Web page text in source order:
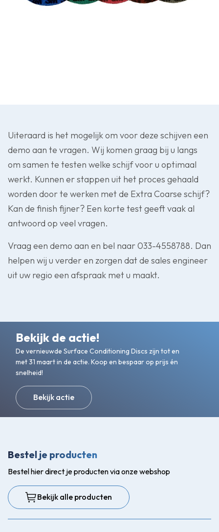
Uiteraard is het mogelijk om voor deze schijven een
demo aan te vragen. Wij komen graag bij u langs
om samen te testen welke schijf voor u optimaal
werkt. Kunnen er stappen uit het proces gehaald
worden door te werken met de Extra Coarse schijf?
Kan de finish fijner? Een korte test geeft vaak al
antwoord op veel vragen.
Vraag een demo aan en bel naar 033-4558788. Dan
helpen wij u verder en zorgen dat de sales engineer
uit uw regio een afspraak met u maakt.
Bekijk de actie!
De vernieuwde Surface Conditioning Discs zijn tot en
met 31 maart in de actie. Koop en bespaar op prijs én
snelheid!
Bekijk actie
Bestel je producten
Bestel hier direct je producten via onze webshop
Bekijk alle producten